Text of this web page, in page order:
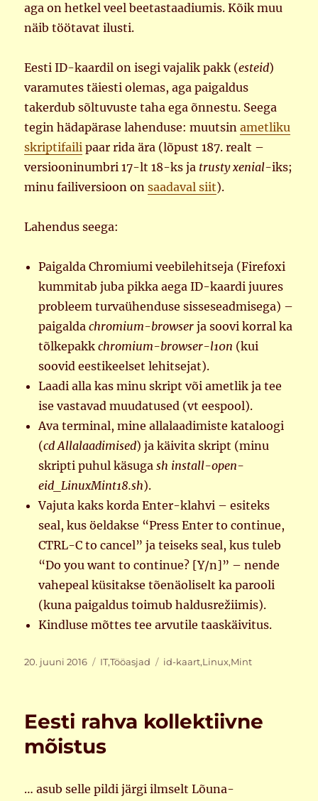
aga on hetkel veel beetastaadiumis. Kõik muu
näib töötavat ilusti.
Eesti ID-kaardil on isegi vajalik pakk (esteid)
varamutes täiesti olemas, aga paigaldus
takerdub sõltuvuste taha ega õnnestu. Seega
tegin hädapärase lahenduse: muutsinametliku
skriptifaili paar rida ära (lõpust 187. realt –
versiooninumbri 17-lt 18-ks ja trusty xenial-iks;
minu failiversioon onsaadaval siit).
Lahendus seega:
Paigalda Chromiumi veebilehitseja (Firefoxi
kummitab juba pikka aega ID-kaardi juures
probleem turvaühenduse sisseseadmisega) –
paigaldachromium-browserja soovi korral ka
tõlkepakkchromium-browser-l10n (kui
soovid eestikeelset lehitsejat).
Laadi alla kas minu skript või ametlik ja tee
ise vastavad muudatused (vt eespool).
Ava terminal, mine allalaadimiste kataloogi
(cd Allalaadimised) ja käivita skript (minu
skripti puhul käsugash install-open-
eid_LinuxMint18.sh).
Vajuta kaks korda Enter-klahvi – esiteks
seal, kus öeldakse “Press Enter to continue,
CTRL-C to cancel” ja teiseks seal, kus tuleb
“Do you want to continue? [Y/n]” – nende
vahepeal küsitakse tõenäoliselt ka parooli
(kuna paigaldus toimub haldusrežiimis).
Kindluse mõttes tee arvutile taaskäivitus.
Postitatud
20. juuni 2016 Rubriigid
IT,Tööasjad Sildid
id-kaart,Linux,Mint
Eesti rahva kollektiivne
mõistus
… asub selle pildi järgi ilmselt Lõuna-